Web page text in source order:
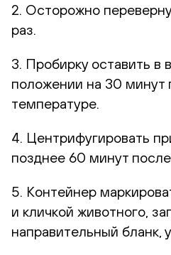
2. Осторожно
раз.
3. Пробирку оставить в
положении на 30 минут
температуре.
4. Центрифугировать
позднее 60 минут после
5. Контейнер
и кличкой животного,
направительный бланк,